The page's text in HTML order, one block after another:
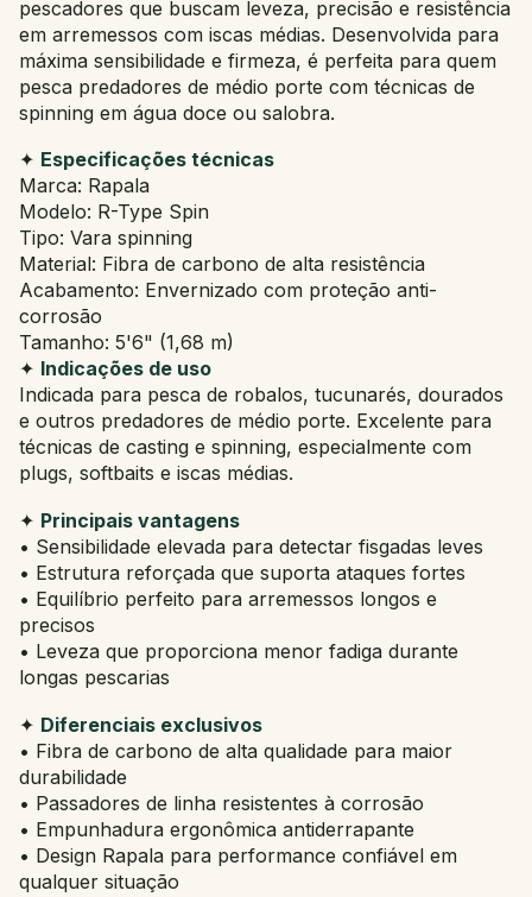
pescadores que buscam leveza, precisão e resistência
em arremessos com iscas médias. Desenvolvida para
máxima sensibilidade e firmeza, é perfeita para quem
pesca predadores de médio porte com técnicas de
spinning em água doce ou salobra.
✦ Especificações técnicas
Marca: Rapala
Modelo: R-Type Spin
Tipo: Vara spinning
Material: Fibra de carbono de alta resistência
Acabamento: Envernizado com proteção anti-
corrosão
Tamanho: 5'6" (1,68 m)
✦ Indicações de uso
Indicada para pesca de robalos, tucunarés, dourados
e outros predadores de médio porte. Excelente para
técnicas de casting e spinning, especialmente com
plugs, softbaits e iscas médias.
✦ Principais vantagens
• Sensibilidade elevada para detectar fisgadas leves
• Estrutura reforçada que suporta ataques fortes
• Equilíbrio perfeito para arremessos longos e
precisos
• Leveza que proporciona menor fadiga durante
longas pescarias
✦ Diferenciais exclusivos
• Fibra de carbono de alta qualidade para maior
durabilidade
• Passadores de linha resistentes à corrosão
• Empunhadura ergonômica antiderrapante
• Design Rapala para performance confiável em
qualquer situação